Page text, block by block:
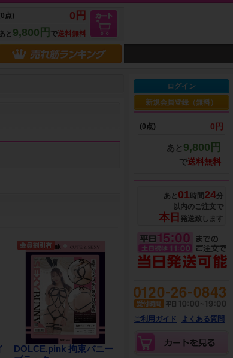
点) 0円
と 9,800円 で送料無料
ログイン
新規会員登録（無料）
(0点) 0円
あと 9,800円
で送料無料
あと 01時間 24分
以内のご注文で
本日 発送致します
ご利用ガイド よくある質問
DOLCE.pink 拘束バニー